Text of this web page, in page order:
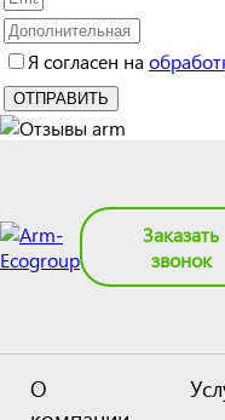
Я согласен на
Заказать
звонок
О